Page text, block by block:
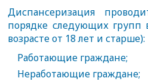
Диспансеризация
порядке следующих групп
возрасте от 18 лет и старше):
Работающие граждане;
Неработающие граждане;